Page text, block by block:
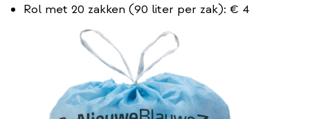
Rol met 20 zakken (90 liter per zak): € 4